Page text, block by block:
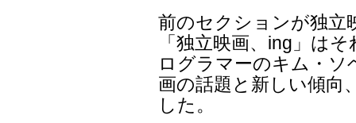
前のセクションが独立
「独立映画、ing」は
ログラマーのキム・ソ
画の話題と新しい傾向
した。